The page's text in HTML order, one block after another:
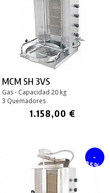
MCM SH 3VS
Gas - Capacidad 20 kg
3 Quemadores
1.158,00 €
-
25%